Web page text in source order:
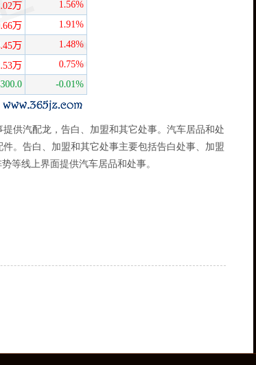
供汽配龙，告白、加盟和其它处事。汽车居品和处
。告白、加盟和其它处事主要包括告白处事、加盟
等线上界面提供汽车居品和处事。